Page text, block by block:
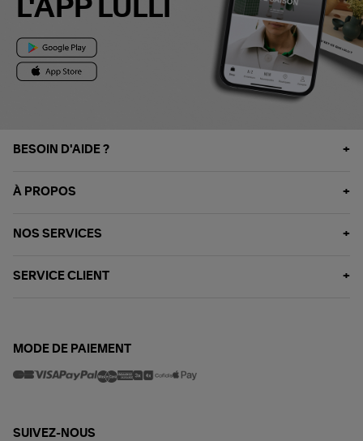
L'APP LULLI
BESOIN D'AIDE ?
À PROPOS
NOS SERVICES
SERVICE CLIENT
MODE DE PAIEMENT
SUIVEZ-NOUS